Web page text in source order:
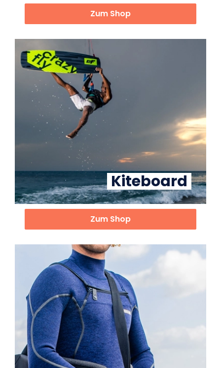
Zum Shop
Kiteboard
Zum Shop